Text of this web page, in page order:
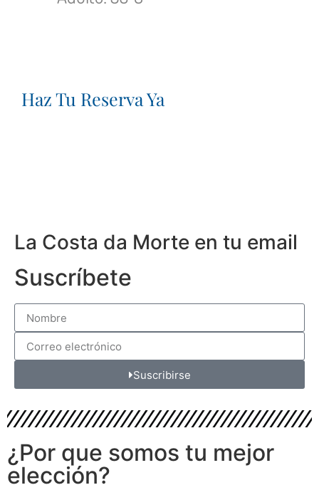
Haz Tu Reserva Ya
La Costa da Morte en tu email
Suscríbete
Suscribirse
¿Por que somos tu mejor
elección?